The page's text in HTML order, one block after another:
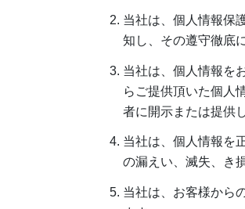
当社は、個人情報保
知し、その遵守徹底
当社は、個人情報を
らご提供頂いた個人
者に開示または提供
当社は、個人情報を
の漏えい、滅失、き
当社は、お客様から